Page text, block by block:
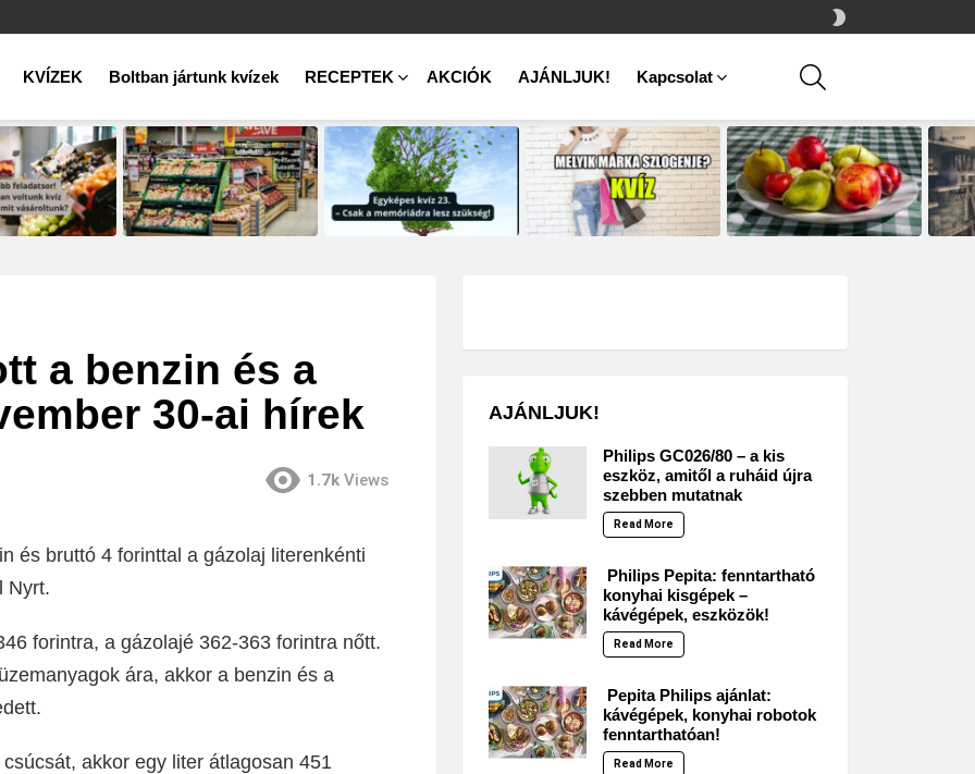
SKIN
KVÍZEK Boltban jártunk kvízek RECEPTEK AKCIÓK AJÁNLJUK! Kapcsolat
a benzin és a
30-ai hírek
1.7k Views
és bruttó 4 forinttal a gázolaj literenkénti
Nyrt.
forintra, a gázolajé 362-363 forintra nőtt.
ára, akkor a benzin és a
akkor egy liter átlagosan 451
AJÁNLJUK!
Philips GC026/80 – a kis
eszköz, amitől a ruháid újra
szebben mutatnak
Read More
Philips Pepita: fenntartható
konyhai kisgépek –
kávégépek, eszközök!
Read More
Pepita Philips ajánlat:
kávégépek, konyhai robotok
fenntarthatóan!
Read More